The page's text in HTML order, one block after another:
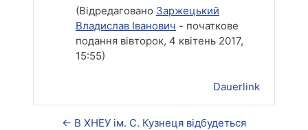
(Відредаговано Заржецький
Владислав Іванович - початкове
подання вівторок, 4 квітень 2017,
15:55)
Dauerlink
← В ХНЕУ ім. С. Кузнеця відбудеться